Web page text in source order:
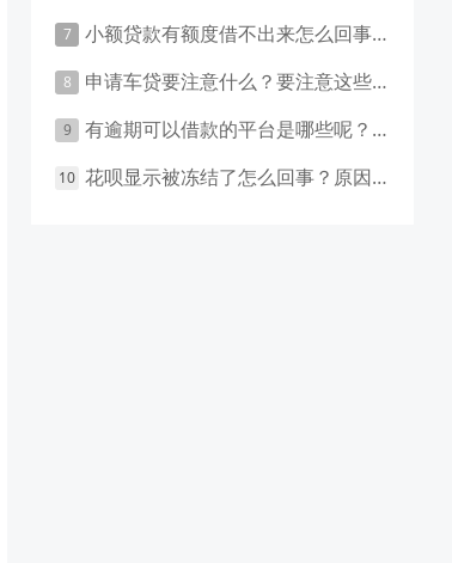
小额贷款有额度借不出来怎么回事 原因有这几点
申请车贷要注意什么？要注意这些事项！
有逾期可以借款的平台是哪些呢？主要有这些平台！
花呗显示被冻结了怎么回事？原因和应对措施盘点！